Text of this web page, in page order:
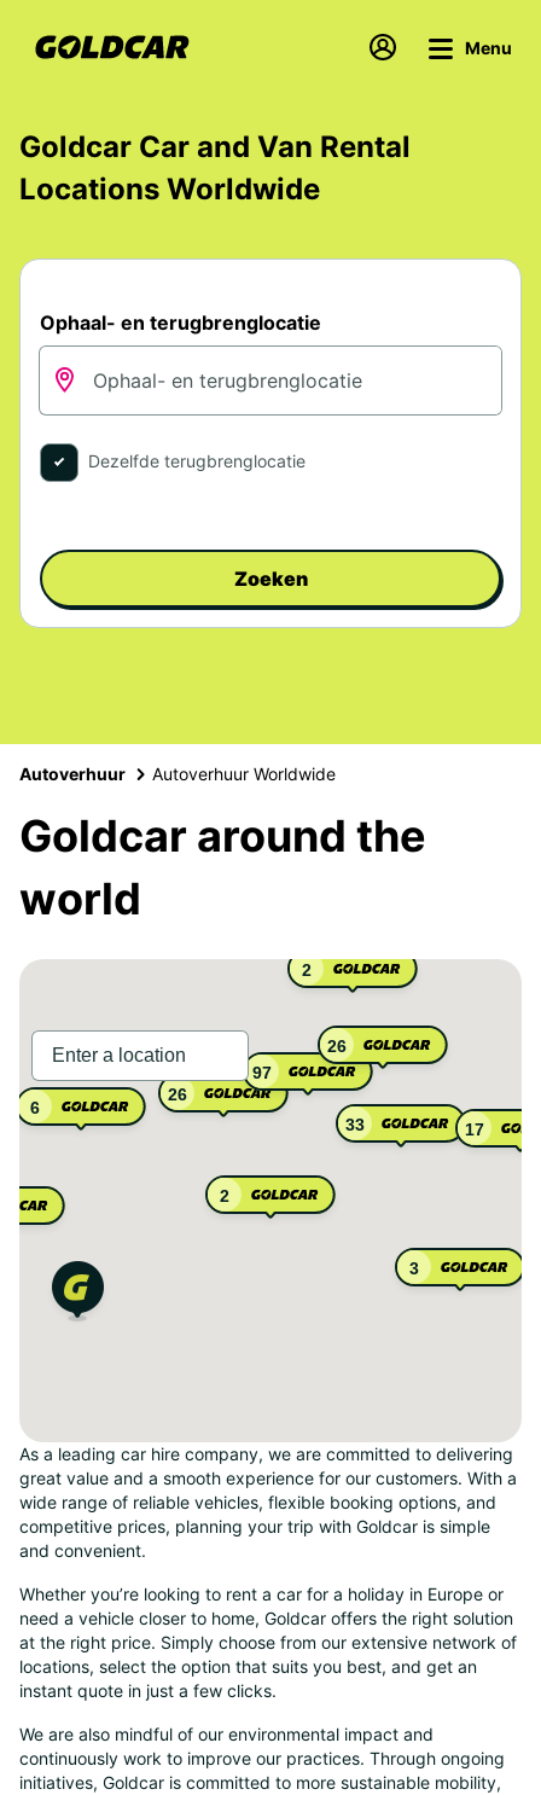
Menu
Goldcar Car and Van Rental
Locations Worldwide
Ophaal- en terugbrenglocatie
Dezelfde terugbrenglocatie
Zoeken
Autoverhuur Autoverhuur Worldwide
Goldcar around the
world
2
26
97
33
26
3
2
6
17
8
As a leading car hire company, we are committed to delivering
great value and a smooth experience for our customers. With a
wide range of reliable vehicles, flexible booking options, and
competitive prices, planning your trip with Goldcar is simple
and convenient.
Whether you’re looking to rent a car for a holiday in Europe or
need a vehicle closer to home, Goldcar offers the right solution
at the right price. Simply choose from our extensive network of
locations, select the option that suits you best, and get an
instant quote in just a few clicks.
We are also mindful of our environmental impact and
continuously work to improve our practices. Through ongoing
initiatives, Goldcar is committed to more sustainable mobility,